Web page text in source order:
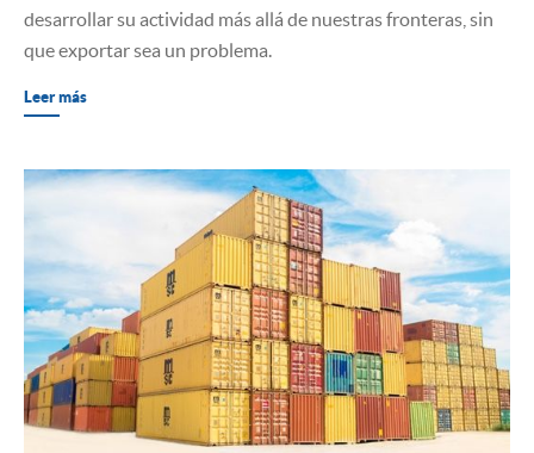
desarrollar su actividad más allá de nuestras fronteras, sin
que exportar sea un problema.
Leer más